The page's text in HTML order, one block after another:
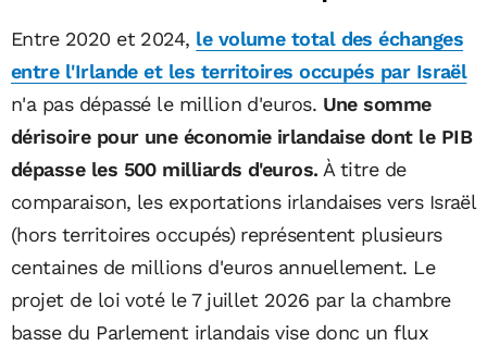
Entre 2020 et 2024, le volume total des échanges
entre l'Irlande et les territoires occupés par Israël
n'a pas dépassé le million d'euros. Une somme
dérisoire pour une économie irlandaise dont le PIB
dépasse les 500 milliards d'euros. À titre de
comparaison, les exportations irlandaises vers Israël
(hors territoires occupés) représentent plusieurs
centaines de millions d'euros annuellement. Le
projet de loi voté le 7 juillet 2026 par la chambre
basse du Parlement irlandais vise donc un flux